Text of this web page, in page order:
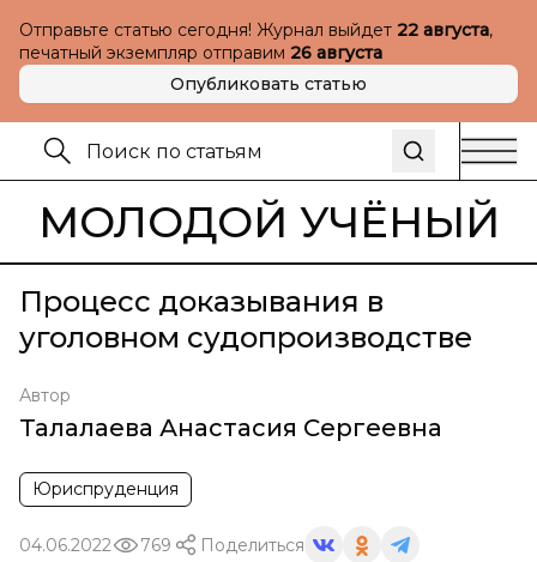
Отправьте статью сегодня! Журнал выйдет 22 августа,
печатный экземпляр отправим 26 августа
Опубликовать статью
МОЛОДОЙ УЧЁНЫЙ
Процесс доказывания в
уголовном судопроизводстве
Автор
Талалаева Анастасия Сергеевна
Юриспруденция
04.06.2022 769 Поделиться